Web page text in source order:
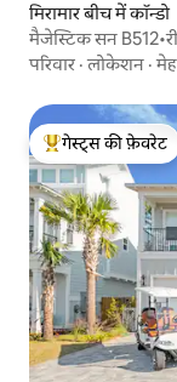
मिरामार बीच में कॉन्डो
मैजेस्टिक सन
परिवार ·लोकेशन ·
गेस्ट्स का टॉप फ़ेवरेट
गेस्ट्स की फ़ेवरेट